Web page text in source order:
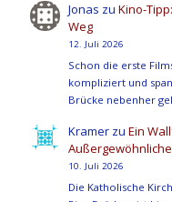
Jonas zuKino-
Weg
12. Juli 2026
Schon die erste
kompliziert und
Brücke nebenher
Kramer zuEin
10. Juli 2026
Die Katholische